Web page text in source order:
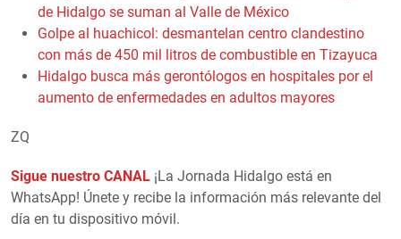
de Hidalgo se suman al Valle de México
Golpe al huachicol: desmantelan centro clandestino
con más de 450 mil litros de combustible en Tizayuca
Hidalgo busca más gerontólogos en hospitales por el
aumento de enfermedades en adultos mayores
ZQ
Sigue nuestro CANAL ¡La Jornada Hidalgo está en
WhatsApp! Únete y recibe la información más relevante del
día en tu dispositivo móvil.